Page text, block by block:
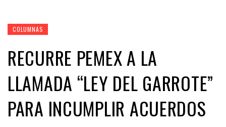
COLUMNAS
RECURRE PEMEX A LA
LLAMADA “LEY DEL GARROTE”
PARA INCUMPLIR ACUERDOS